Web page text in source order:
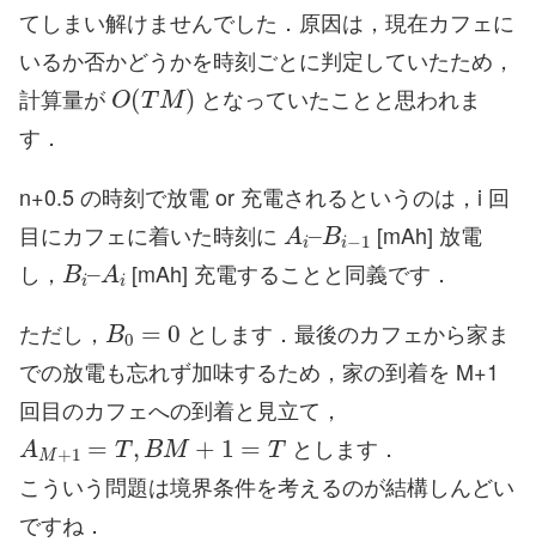
てしまい解けませんでした．原因は，現在カフェに
いるか否かどうかを時刻ごとに判定していたため，
計算量がO(T M)
となっていたことと思われま
す．
n+0.5 の時刻で放電 or 充電されるというのは，i 回
目にカフェに着いた時刻に A i–
B i−1
[mAh] 放電
し， Bi – Ai [mAh] 充電することと同義です．
ただし，
とします．最後のカフェから家ま
での放電も忘れず加味するため，家の到着を M+1
回目のカフェへの到着と見立て，
AM+1=T, BM +1=T
とします．
こういう問題は境界条件を考えるのが結構しんどい
ですね．